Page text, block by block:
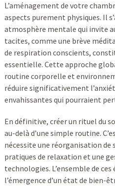
L’aménagement de votre
aspects purement physiques. Il
atmosphère mentale qui invite
tacites, comme une brève
de respiration conscients,
essentielle. Cette approche
routine corporelle et
réduire significativement
envahissantes qui pourraient
En définitive, créer un rituel du
au-delà d’une simple routine.
nécessite une réorganisation de
pratiques de relaxation et une
technologies. L’ensemble de
l’émergence d’un état de bien-